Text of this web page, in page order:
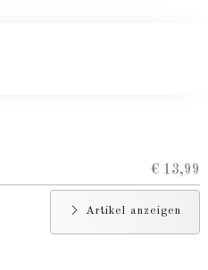
€ 13,99
Artikel anzeigen